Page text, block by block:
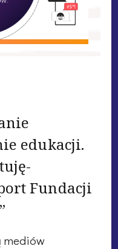
edukacji.
Fundacji
mediów